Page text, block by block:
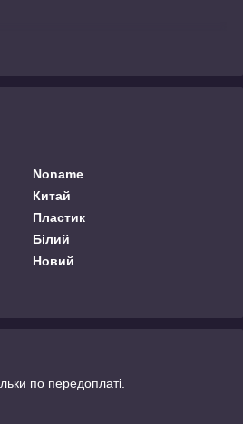
Noname
Китай
Пластик
Білий
Новий
по передоплаті.